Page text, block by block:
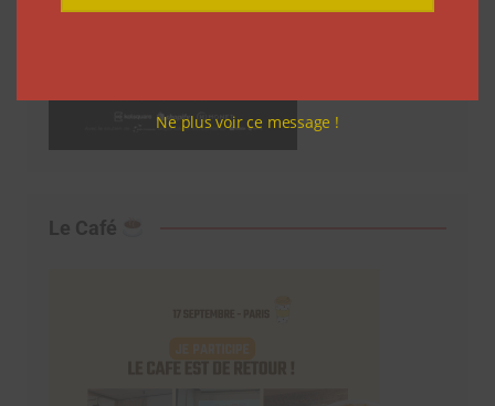
Le Café
Ne plus voir ce message !